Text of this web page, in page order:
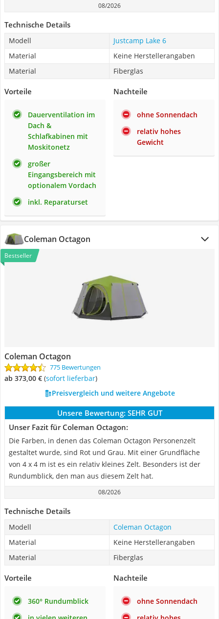
08/2026
Technische Details
Modell
Justcamp Lake 6
Material
Keine Herstellerangaben
Material
Fiberglas
Vorteile
Dauerventilation im
Dach &
Schlafkabinen mit
Moskitonetz
großer
Eingangsbereich mit
optionalem Vordach
inkl. Reparaturset
Nachteile
ohne Sonnendach
relativ hohes
Gewicht
Coleman Octagon
Bestseller
Coleman Octagon
775 Bewertungen
ab 373,00 € ( Sofort lieferbar)
Preisvergleich und weitere Angebote
Unsere Bewertung: SEHR GUT
Unser Fazit für Coleman Octagon:
Die Farben, in denen das Coleman Octagon Personenzelt
gestaltet wurde, sind Rot und Grau. Mit einer Grundfläche
von 4 x 4 m ist es ein relativ kleines Zelt. Besonders ist der
Rundumblick, den man aus diesem Zelt hat.
08/2026
Technische Details
Modell
Coleman Octagon
Material
Keine Herstellerangaben
Material
Fiberglas
Vorteile
360° Rundumblick
Nachteile
ohne Sonnendach